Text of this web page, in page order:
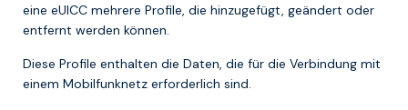
eine eUICC mehrere Profile, die hinzugefügt, geändert oder
entfernt werden können.
Diese Profile enthalten die Daten, die für die Verbindung mit
einem Mobilfunknetz erforderlich sind.